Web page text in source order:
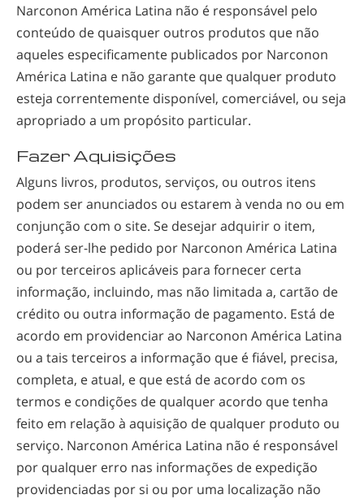
Narconon América Latina não é responsável pelo
conteúdo de quaisquer outros produtos que não
aqueles especificamente publicados por Narconon
América Latina e não garante que qualquer produto
esteja correntemente disponível, comerciável, ou seja
apropriado a um propósito particular.
Fazer Aquisições
Alguns livros, produtos, serviços, ou outros itens
podem ser anunciados ou estarem à venda no ou em
conjunção com o site. Se desejar adquirir o item,
poderá ser-lhe pedido por Narconon América Latina
ou por terceiros aplicáveis para fornecer certa
informação, incluindo, mas não limitada a, cartão de
crédito ou outra informação de pagamento. Está de
acordo em providenciar ao Narconon América Latina
ou a tais terceiros a informação que é fiável, precisa,
completa, e atual, e que está de acordo com os
termos e condições de qualquer acordo que tenha
feito em relação à aquisição de qualquer produto ou
serviço. Narconon América Latina não é responsável
por qualquer erro nas informações de expedição
providenciadas por si ou por uma localização não